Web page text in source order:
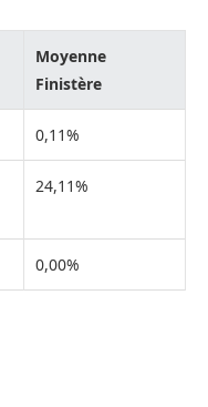
Moyenne
Finistère
0,11%
24,11%
0,00%